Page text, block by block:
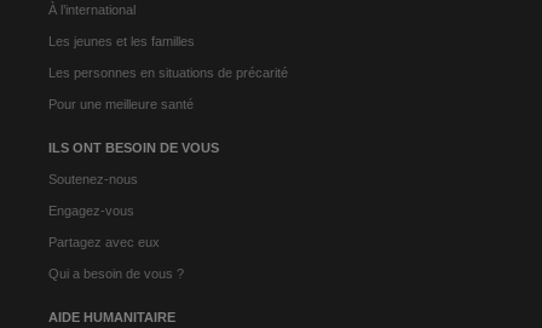
À l’international
Les jeunes et les familles
Les personnes en situations de précarité
Pour une meilleure santé
ILS ONT BESOIN DE VOUS
Soutenez-nous
Engagez-vous
Partagez avec eux
Qui a besoin de vous ?
AIDE HUMANITAIRE